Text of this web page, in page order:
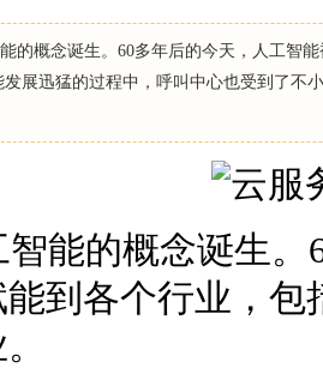
的概念诞生。60多年后的今天，人工智
展迅猛的过程中，呼叫中心也受到了
智能的概念诞生
到各个行业，